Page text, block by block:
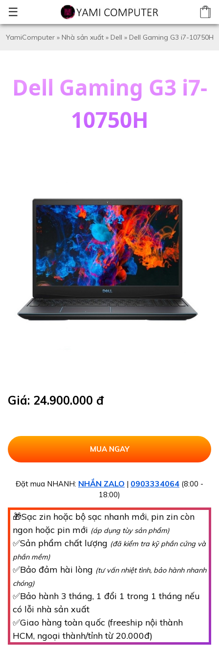
☰
YamiComputer» Nhà sản xuất» Dell » Dell Gaming G3 i7-10750H
Dell Gaming G3 i7-
10750H
Giá: 24.900.000 đ
Đặt mua NHANH: NHẮN ZALO | 0903334064 (8:00 -
18:00)
🎁Sạc zin hoặc bộ sạc nhanh mới, pin zin còn
ngon hoặc pin mới (áp dụng tùy sản phẩm)
✅Sản phẩm chất lượng (đã kiểm tra kỹ phần cứng và
phần mềm)
✅Bảo đảm hài lòng (tư vấn nhiệt tình, bảo hành nhanh
chóng)
✅Bảo hành 3 tháng, 1 đổi 1 trong 1 tháng nếu
có lỗi nhà sản xuất
✅Giao hàng toàn quốc (freeship nội thành
HCM, ngoại thành/tỉnh từ 20.000đ)